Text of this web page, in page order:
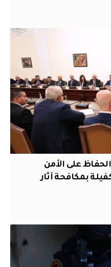
على الأمن
بمكافحة آثار